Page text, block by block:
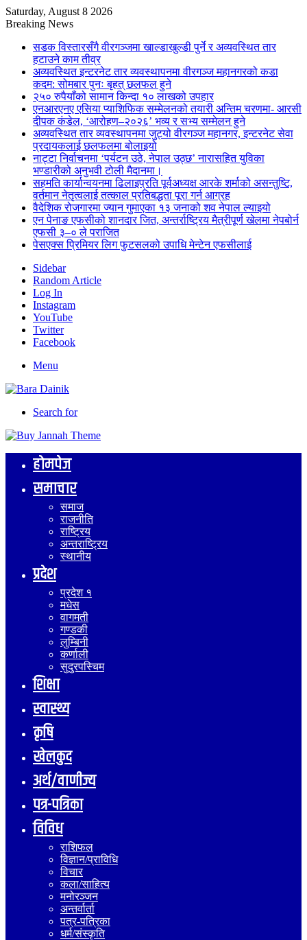
Saturday, August 8 2026
Breaking News
सडक विस्तारसँगै वीरगञ्जमा खाल्डाखुल्डी पुर्ने र अव्यवस्थित तार
हटाउने काम तीव्र
अव्यवस्थित इन्टरनेट तार व्यवस्थापनमा वीरगञ्ज महानगरको कडा
कदम: सोमबार पुनः बृहत् छलफल हुने
२५० रुपैयाँको सामान किन्दा १० लाखको उपहार
एनआरएनए एसिया प्याशिफिक सम्मेलनको तयारी अन्तिम चरणमा- आरसी
दीपक कंडेल, ‘आरोहण–२०२६’ भव्य र सभ्य सम्मेलन हुने
अव्यवस्थित तार व्यवस्थापनमा जुट्यो वीरगञ्ज महानगर, इन्टरनेट सेवा
प्रदायकलाई छलफलमा बोलाइयो
नाट्टा निर्वाचनमा ‘पर्यटन उठे, नेपाल उठ्छ’ नारासहित युविका
भण्डारीको अनुभवी टोली मैदानमा।
सहमति कार्यान्वयनमा ढिलाइप्रति पूर्वअध्यक्ष आरके शर्माको असन्तुष्टि,
वर्तमान नेतृत्वलाई तत्काल प्रतिबद्धता पूरा गर्न आग्रह
वैदेशिक रोजगारमा ज्यान गुमाएका १३ जनाको शव नेपाल ल्याइयो
एन पेनाङ एफसीको शानदार जित, अन्तर्राष्ट्रिय मैत्रीपूर्ण खेलमा नेपबोर्न
एफसी ३–० ले पराजित
पेसएक्स प्रिमियर लिग फुटसलको उपाधि मेन्टेन एफसीलाई
Sidebar
Random Article
Log In
Instagram
YouTube
Twitter
Facebook
Menu
Search for
होमपेज
समाचार
समाज
राजनीति
राष्ट्रिय
अन्तराष्ट्रिय
स्थानीय
प्रदेश
प्रदेश १
मधेस
वागमती
गण्डकी
लुम्बिनी
कर्णाली
सुदुरपस्चिम
शिक्षा
स्वास्थ्य
कृषि
खेलकुद
अर्थ/वाणीज्य
पत्र-पत्रिका
विविध
राशिफल
विज्ञान/प्राविधि
विचार
कला/साहित्य
मनोरञ्जन
अन्तर्वार्ता
पत्र-पत्रिका
धर्म/संस्कृति